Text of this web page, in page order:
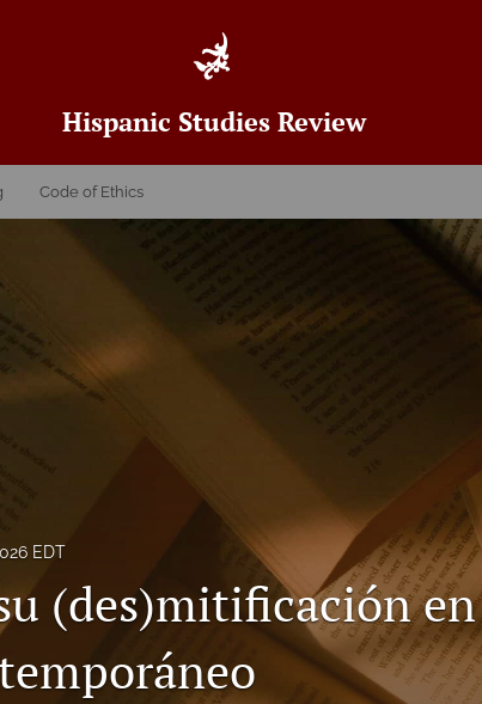
Hispanic Studies Review
Code of Ethics
EDT
(des)mitificación